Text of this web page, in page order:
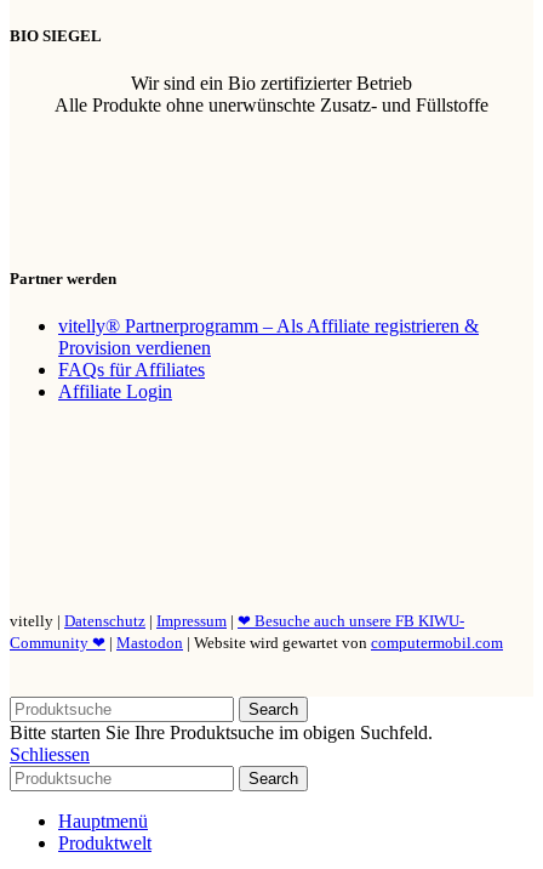
BIO SIEGEL
Wir sind ein Bio zertifizierter Betrieb
Alle Produkte ohne unerwünschte Zusatz- und Füllstoffe
Partner werden
vitelly® Partnerprogramm – Als Affiliate registrieren &
Provision verdienen
FAQs für Affiliates
Affiliate Login
vitelly | Datenschutz | Impressum | ❤ Besuche auch unsere FB KIWU-
Community ❤ | Mastodon | Website wird gewartet von computermobil.com
Search
Bitte starten Sie Ihre Produktsuche im obigen Suchfeld.
Schliessen
Search
Hauptmenü
Produktwelt